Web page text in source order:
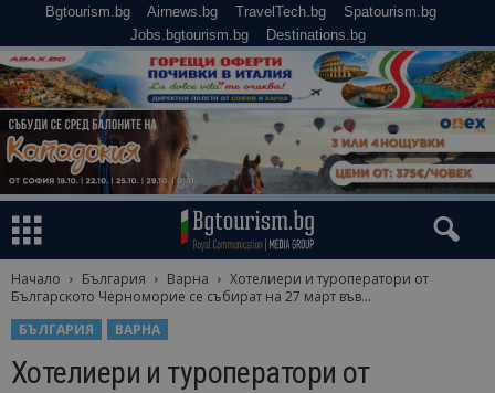
Bgtourism.bg Airnews.bg TravelTech.bg
Spatourism.bg
Jobs.bgtourism.bg
Destinations.bg
Начало България Варна
Хотелиери и туроператори от
Българското Черноморие се събират на 27 март във...
БЪЛГАРИЯ
ВАРНА
Хотелиери и туроператори от